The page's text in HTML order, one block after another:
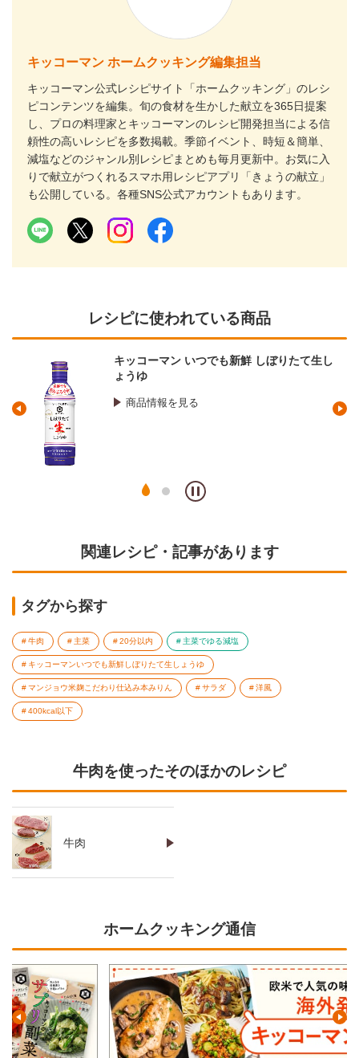
キッコーマン ホームクッキング編集担当
キッコーマン公式レシピサイト「ホームクッキング」のレシ
ピコンテンツを編集。旬の食材を生かした献立を365日提案
し、プロの料理家とキッコーマンのレシピ開発担当による信
頼性の高いレシピを多数掲載。季節イベント、時短＆簡単、
減塩などのジャンル別レシピまとめも毎月更新中。お気に入
りで献立がつくれるスマホ用レシピアプリ「きょうの献立」
も公開している。各種SNS公式アカウントもあります。
レシピに使われている商品
マンジョウ 米麹こだわり仕込み 本みり
関連レシピ・記事があります
タグから探す
牛肉 主菜 20分以内 主菜でゆる減塩
キッコーマンいつでも新鮮しぼりたて生しょうゆ
マンジョウ米麹こだわり仕込み本みりん サラダ 洋風
400kcal以下
牛肉を使ったそのほかのレシピ
牛肉
ホームクッキング通信